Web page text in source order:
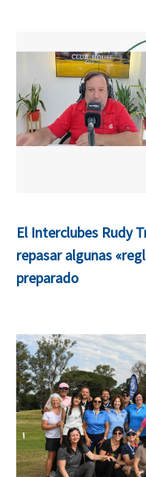
El Interclubes Rudy
repasar algunas
preparado